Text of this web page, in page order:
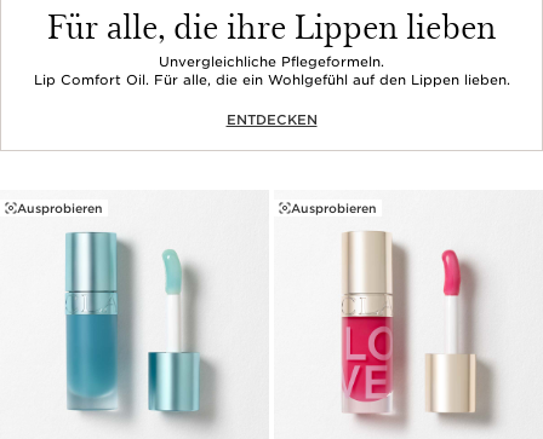
Für alle, die ihre Lippen lieben
Unvergleichliche Pflegeformeln.
Lip Comfort Oil. Für alle, die ein Wohlgefühl auf den Lippen lieben.
ENTDECKEN
Ausprobieren Ausprobieren